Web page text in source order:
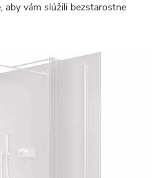
aby vám slúžili bezstarostne